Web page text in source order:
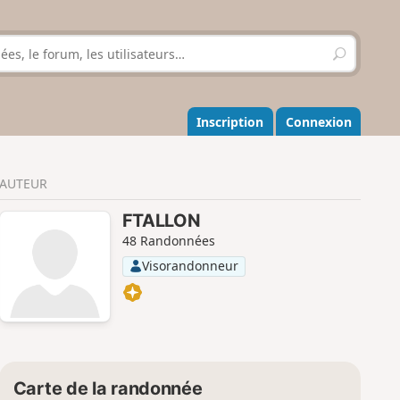
R
e
h
e
r
r
Inscription Connexion
AUTEUR
FTALLON
48 Randonnées
Visorandonneur
Carte de la randonnée